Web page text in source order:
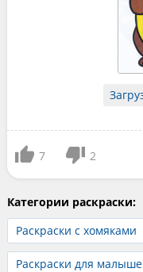
7 2
Категории раскраски:
Раскраски с хомяками
Раскраски для